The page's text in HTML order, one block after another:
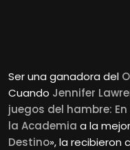
Ser una ganadora del
Cuando Jennifer
juegos del hambre:
la Academia a la
Destino», la recibieron